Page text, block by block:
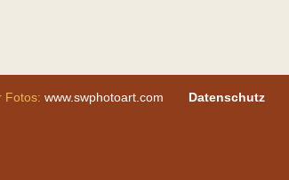
Fotos: www.swphotoart.com Datenschutz